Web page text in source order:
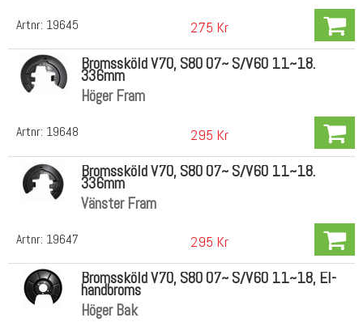
Artnr: 19645 275 Kr
Artnr: 19648
Bromssköld V70, S80 07~ S/V60 11~18.
336mm
Höger Fram
295 Kr
Artnr: 19647
Bromssköld V70, S80 07~ S/V60 11~18.
336mm
Vänster Fram
295 Kr
Bromssköld V70, S80 07~ S/V60 11~18, El-
handbroms
Höger Bak